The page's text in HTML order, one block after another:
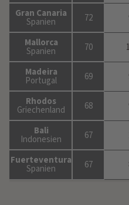
Gran Canaria
Spanien 72
Mallorca
Spanien 70
Madeira
Portugal 69
Rhodos
Griechenland 68
Bali
Indonesien 67
Fuerteventura
Spanien 67